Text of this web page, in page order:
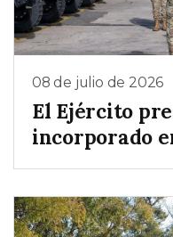
08 de julio de 2026
El Ejército
incorporado